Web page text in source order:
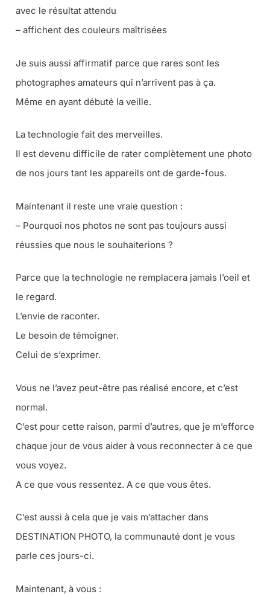
avec le résultat attendu
– affichent des couleurs maîtrisées
Je suis aussi affirmatif parce que rares sont les
photographes amateurs qui n’arrivent pas à ça.
Même en ayant débuté la veille.
La technologie fait des merveilles.
Il est devenu difficile de rater complètement une photo
de nos jours tant les appareils ont de garde-fous.
Maintenant il reste une vraie question :
– Pourquoi nos photos ne sont pas toujours aussi
réussies que nous le souhaiterions ?
Parce que la technologie ne remplacera jamais l’oeil et
le regard.
L’envie de raconter.
Le besoin de témoigner.
Celui de s’exprimer.
Vous ne l’avez peut-être pas réalisé encore, et c’est
normal.
C’est pour cette raison, parmi d’autres, que je m’efforce
chaque jour de vous aider à vous reconnecter à ce que
vous voyez.
A ce que vous ressentez. A ce que vous êtes.
C’est aussi à cela que je vais m’attacher dans
DESTINATION PHOTO, la communauté dont je vous
parle ces jours-ci.
Maintenant, à vous :